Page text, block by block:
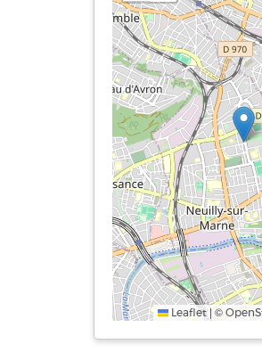
Leaflet |©